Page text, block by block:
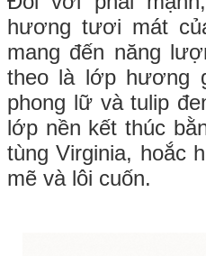
hương tươi mát
mang đến năng
theo là lớp hương
phong lữ và tulip
lớp nền kết thúc
tùng Virginia, hoắc
mẽ và lôi cuốn.